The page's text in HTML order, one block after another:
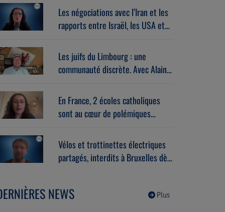
(06/08/2026)
Les négociations avec l’Iran et les
rapports entre Israël, les USA et
Gérard vespierre (06/08/2026)
Les juifs du Limbourg : une
communauté discrète. Avec Alain
En France, 2 écoles catholiques
sont au cœur de polémiques
(06/08/2026)
Vélos et trottinettes électriques
partagés, interdits à Bruxelles dès
Plus
NEWS